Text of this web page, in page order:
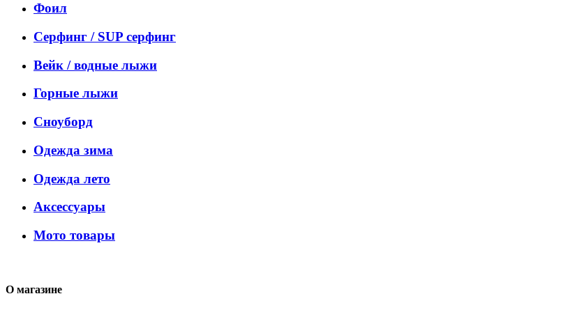
Фоил
Серфинг / SUP серфинг
Вейк / водные лыжи
Горные лыжи
Сноуборд
Одежда зима
Одежда лето
Аксессуары
Мото товары
О магазине